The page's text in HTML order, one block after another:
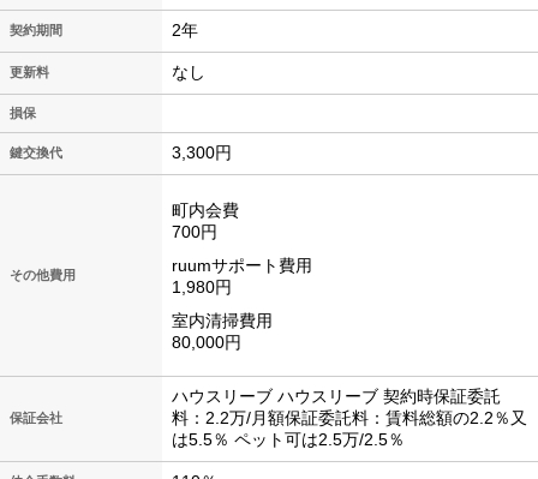
契約期間 2年
更新料 なし
損保
鍵交換代 3,300円
その他費用
町内会費
700円
ruumサポート費用
1,980円
室内清掃費用
80,000円
保証会社
ハウスリーブ ハウスリーブ 契約時保証委託
料：2.2万/月額保証委託料：賃料総額の2.2％又
は5.5％ ペット可は2.5万/2.5％